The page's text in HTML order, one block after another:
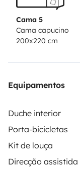
Cama 5
Cama capucino
200x220 cm
Equipamentos
Duche interior
Porta-bicicletas
Kit de louça
Direcção assistida